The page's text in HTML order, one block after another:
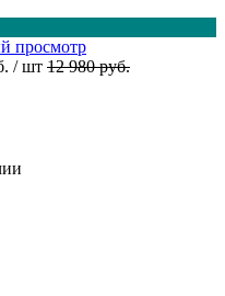
просмотр
/ шт 12 980 руб.